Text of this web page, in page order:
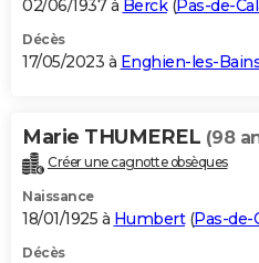
02/06/1937 à Berck(Pas-de-
Décès
17/05/2023 à Enghien-les-
Marie THUMEREL (98
Créer une cagnotte obsèques
Naissance
18/01/1925 à Humbert(Pas-de-
Décès